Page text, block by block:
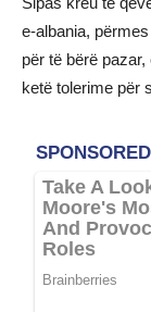
e-albania,
për të bërë
ketë tolerime për